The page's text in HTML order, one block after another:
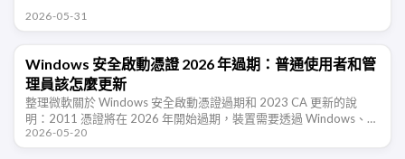
2026-05-31
Windows 安全啟動憑證 2026 年過期：普通使用者和管
理員該怎麼更新
整理微軟關於 Windows 安全啟動憑證過期和 2023 CA 更新的說
明：2011 憑證將在 2026 年開始過期，裝置需要透過 Windows、韌
體或 OEM 更新遷移到新憑證，避免失去後續安全 …
2026-05-20